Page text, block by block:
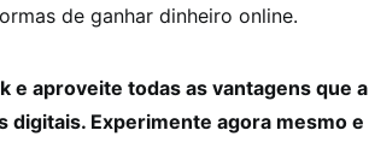
de ganhar dinheiro online.
e aproveite todas as vantagens que a
digitais.Experimente agora mesmo e